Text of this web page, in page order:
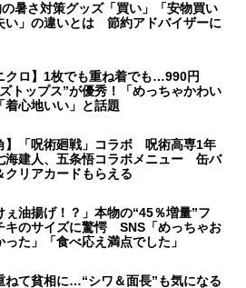
暑さ対策グッズ「買い」「安物買い
い」の違いとは 節約アドバイザーに
クロ】1枚でも重ね着でも…990円
トップス”が優秀！「めっちゃかわい
着心地いい」と話題
】「呪術廻戦」コラボ 呪術高専1年
海建人、五条悟コラボメニュー 缶バ
クリアカードもらえる
ぇ油揚げ！？」本物の“45％増量”フ
キのサイズに驚愕 SNS「めっちゃお
った」「食べ応え満点でした」
ねて貧相に…“シワ＆面長”も気になる